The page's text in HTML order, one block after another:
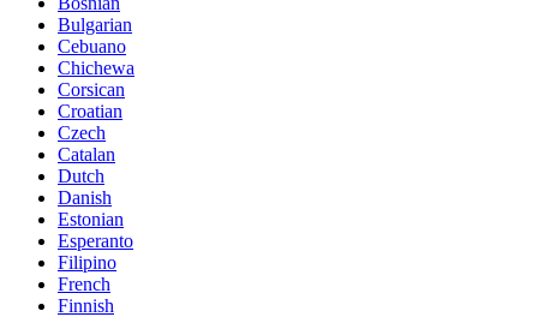
Bulgarian
Cebuano
Chichewa
Corsican
Croatian
Czech
Catalan
Dutch
Danish
Estonian
Esperanto
Filipino
French
Finnish